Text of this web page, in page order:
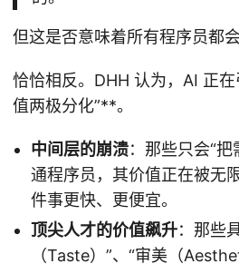
但这是否意味着所有程序员都会
恰恰相反。DHH 认为，AI 正
值两极分化”**。
中间层的崩溃：那些只会“
通程序员，其价值正在被无
件事更快、更便宜。
顶尖人才的价值飙升：那些
（Taste）”、“审美（